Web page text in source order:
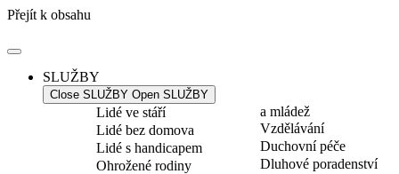
Přejít k obsahu
SLUŽBY
Close SLUŽBY Open SLUŽBY
Lidé ve stáří
Lidé bez domova
Lidé s handicapem
Ohrožené rodiny
a mládež
Vzdělávání
Duchovní péče
Dluhové poradenství